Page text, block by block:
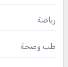
رياضة
طب وصحة